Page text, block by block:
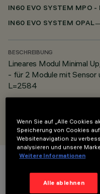
IN60 EVO SYSTEM MPO
IN60 EVO SYSTEM OPAL
BESCHREIBUNG
Lineares Modul Minimal
- für 2 Module mit Sensor
L=2584
iGuzzini
FARBE
Wenn Sie auf „Alle Cookies
Speicherung von Cookies
Websitenavigation zu
analysieren und unsere
Weitere Informationen
Alle ablehnen